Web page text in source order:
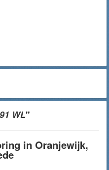
WL"
in Oranjewijk,